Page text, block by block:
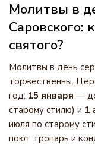
Молитвы в
Саровского:
святого?
Молитвы в день
торжественны.
год: 15 января —
старому стилю) и 1
июля по старому
поют тропарь и